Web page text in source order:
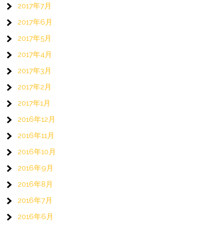
2017年7月
2017年6月
2017年5月
2017年4月
2017年3月
2017年2月
2017年1月
2016年12月
2016年11月
2016年10月
2016年9月
2016年8月
2016年7月
2016年6月